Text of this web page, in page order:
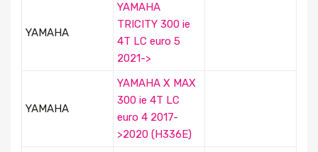
YAMAHA
YAMAHA
TRICITY 300 ie
4T LC euro 5
2021->
YAMAHA
YAMAHA X MAX
300 ie 4T LC
euro 4 2017-
>2020 (H336E)